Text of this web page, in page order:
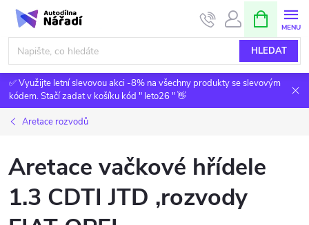
Přejít
obsah
HLEDAT
NÁKUPNÍ
KOŠÍK
✅ Využijte letní slevovou akci -8% na všechny produkty se slevovým
kódem. Stačí zadat v košíku kód " leto26 " 👋
Aretace rozvodů
Aretace vačkové hřídele
1.3 CDTI JTD ,rozvody